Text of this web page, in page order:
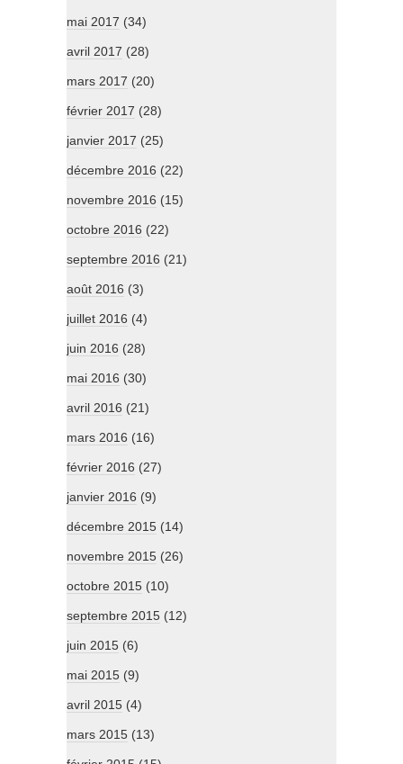
mai 2017 (34)
avril 2017 (28)
mars 2017 (20)
février 2017 (28)
janvier 2017 (25)
décembre 2016 (22)
novembre 2016 (15)
octobre 2016 (22)
septembre 2016 (21)
août 2016 (3)
juillet 2016 (4)
juin 2016 (28)
mai 2016 (30)
avril 2016 (21)
mars 2016 (16)
février 2016 (27)
janvier 2016 (9)
décembre 2015 (14)
novembre 2015 (26)
octobre 2015 (10)
septembre 2015 (12)
juin 2015 (6)
mai 2015 (9)
avril 2015 (4)
mars 2015 (13)